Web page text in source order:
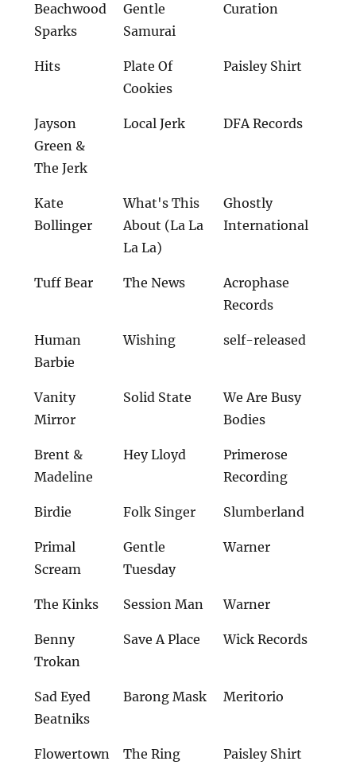
Beachwood
Sparks
Gentle
Samurai
Curation
Hits
Plate Of
Cookies
Paisley Shirt
Jayson
Green &
The Jerk
Local Jerk DFA Records
Kate
Bollinger
What's This
About (La La
La La)
Ghostly
International
Tuff Bear The News
Acrophase
Records
Human
Barbie
Wishing self-released
Vanity
Mirror
Solid State
We Are Busy
Bodies
Brent &
Madeline
Hey Lloyd
Primerose
Recording
Birdie Folk Singer Slumberland
Primal
Scream
Gentle
Tuesday
Warner
The Kinks Session Man Warner
Benny
Trokan
Save A Place Wick Records
Sad Eyed
Beatniks
Barong Mask Meritorio
Flowertown The Ring Paisley Shirt